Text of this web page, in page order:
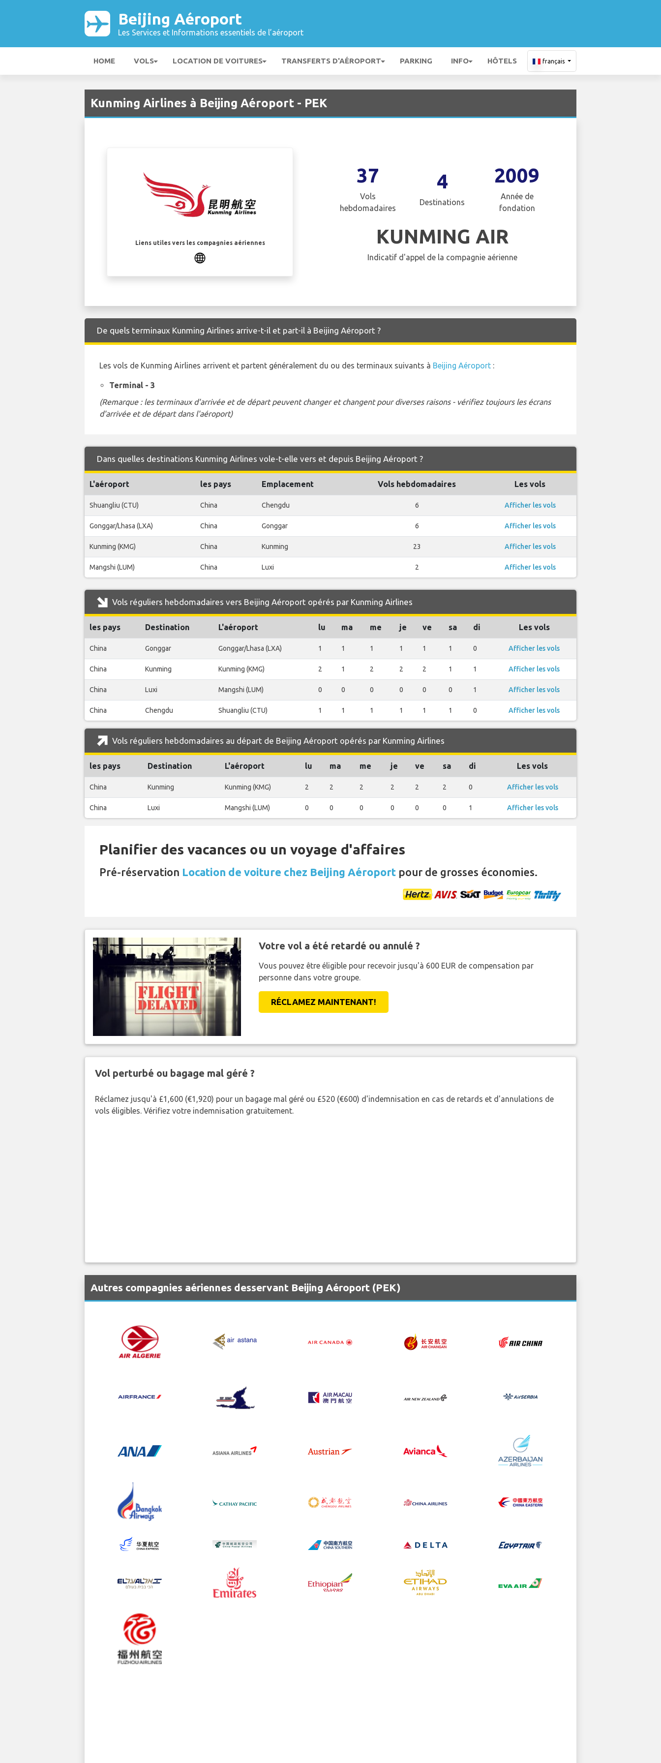
Beijing Aéroport
Les Services et Informations essentiels de l’aéroport
HOME VOLS LOCATION DE VOITURES TRANSFERTS D'AÉROPORT PARKING INFO HÔTELS français
Kunming Airlines à Beijing Aéroport - PEK
Liens utiles vers les compagnies aériennes
37
Vols
hebdomadaires
4
Destinations
2009
Année de
fondation
KUNMING AIR
Indicatif d'appel de la compagnie aérienne
De quels terminaux Kunming Airlines arrive-t-il et part-il à Beijing Aéroport ?
Les vols de Kunming Airlines arrivent et partent généralement du ou des terminaux suivants à Beijing Aéroport :
Terminal - 3
(Remarque : les terminaux d'arrivée et de départ peuvent changer et changent pour diverses raisons - vérifiez toujours les écrans
d'arrivée et de départ dans l'aéroport)
Dans quelles destinations Kunming Airlines vole-t-elle vers et depuis Beijing Aéroport ?
L'aéroport les pays Emplacement Vols hebdomadaires Les vols
Shuangliu (CTU) China Chengdu 6 Afficher les vols
Gonggar/Lhasa (LXA) China Gonggar 6 Afficher les vols
Kunming (KMG) China Kunming 23 Afficher les vols
Mangshi (LUM) China Luxi 2 Afficher les vols
Vols réguliers hebdomadaires vers Beijing Aéroport opérés par Kunming Airlines
les pays Destination L'aéroport lu ma me je ve sa di Les vols
China Gonggar Gonggar/Lhasa (LXA) 1 1 1 1 1 1 0 Afficher les vols
China Kunming Kunming (KMG) 2 1 2 2 2 1 1 Afficher les vols
China Luxi Mangshi (LUM) 0 0 0 0 0 0 1 Afficher les vols
China Chengdu Shuangliu (CTU) 1 1 1 1 1 1 0 Afficher les vols
Vols réguliers hebdomadaires au départ de Beijing Aéroport opérés par Kunming Airlines
les pays Destination L'aéroport lu ma me je ve sa di Les vols
China Kunming Kunming (KMG) 2 2 2 2 2 2 0 Afficher les vols
China Luxi Mangshi (LUM) 0 0 0 0 0 0 1 Afficher les vols
Planifier des vacances ou un voyage d'affaires
Pré-réservation Location de voiture chez Beijing Aéroport pour de grosses économies.
Votre vol a été retardé ou annulé ?
Vous pouvez être éligible pour recevoir jusqu'à 600 EUR de compensation par
personne dans votre groupe.
RÉCLAMEZ MAINTENANT!
Vol perturbé ou bagage mal géré ?
Réclamez jusqu'à £1,600 (€1,920) pour un bagage mal géré ou £520 (€600) d'indemnisation en cas de retards et d'annulations de
vols éligibles. Vérifiez votre indemnisation gratuitement.
Autres compagnies aériennes desservant Beijing Aéroport (PEK)